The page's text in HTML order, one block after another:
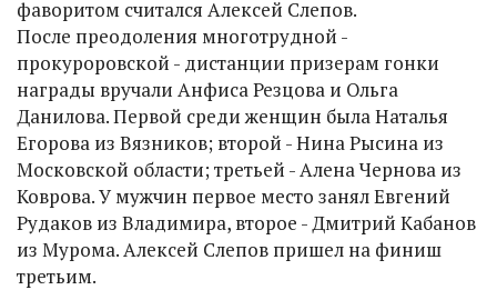
фаворитом считался Алексей Слепов.
После преодоления многотрудной -
прокуроровской - дистанции призерам гонки
награды вручали Анфиса Резцова и Ольга
Данилова. Первой среди женщин была Наталья
Егорова из Вязников; второй - Нина Рысина из
Московской области; третьей - Алена Чернова из
Коврова. У мужчин первое место занял Евгений
Рудаков из Владимира, второе - Дмитрий Кабанов
из Мурома. Алексей Слепов пришел на финиш
третьим.